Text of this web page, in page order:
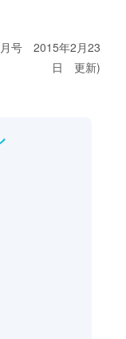
月号 2015年2月23
日 更新)